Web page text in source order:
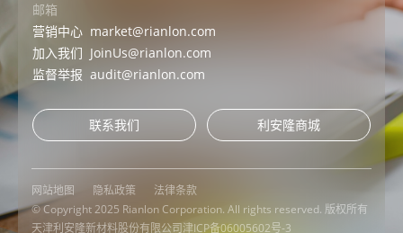
邮箱
营销中心 market@rianlon.com
加入我们 JoinUs@rianlon.com
监督举报 audit@rianlon.com
联系我们 利安隆商城
© Copyright 2025 Rianlon Corporation. All rights reserved. 版权所有
天津利安隆新材料股份有限公司津ICP备06005602号-3
网站地图 隐私政策 法律条款